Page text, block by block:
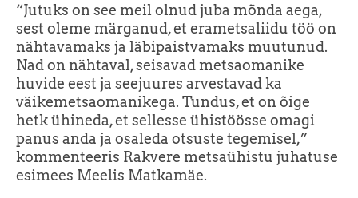
“Jutuks on see meil olnud juba mõnda aega,
sest oleme märganud, et erametsaliidu töö on
nähtavamaks ja läbipaistvamaks muutunud.
Nad on nähtaval, seisavad metsaomanike
huvide eest ja seejuures arvestavad ka
väikemetsaomanikega. Tundus, et on õige
hetk ühineda, et sellesse ühistöösse omagi
panus anda ja osaleda otsuste tegemisel,”
kommenteeris Rakvere metsaühistu juhatuse
esimees Meelis Matkamäe.